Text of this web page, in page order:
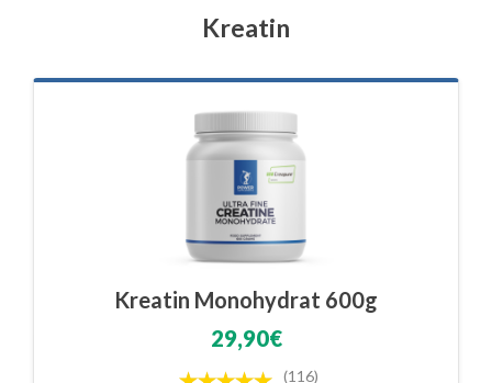
Kreatin
Kreatin Monohydrat 600g
29,90€
(116)